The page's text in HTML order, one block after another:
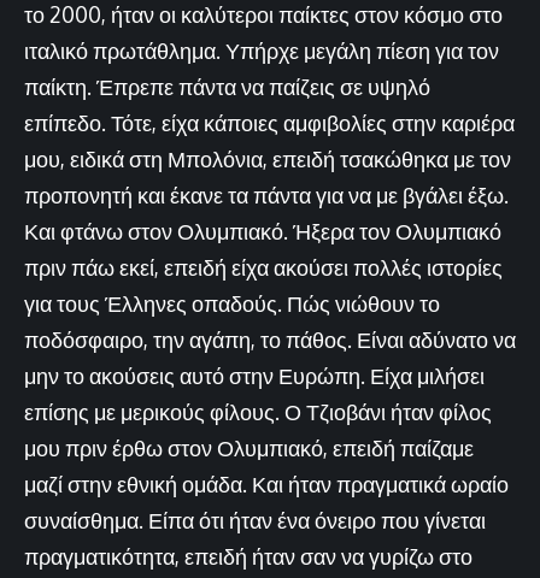
το 2000, ήταν οι καλύτεροι παίκτες στον κόσμο στο
ιταλικό πρωτάθλημα. Υπήρχε μεγάλη πίεση για τον
παίκτη. Έπρεπε πάντα να παίζεις σε υψηλό
επίπεδο. Τότε, είχα κάποιες αμφιβολίες στην καριέρα
μου, ειδικά στη Μπολόνια, επειδή τσακώθηκα με τον
προπονητή και έκανε τα πάντα για να με βγάλει έξω.
Και φτάνω στον Ολυμπιακό. Ήξερα τον Ολυμπιακό
πριν πάω εκεί, επειδή είχα ακούσει πολλές ιστορίες
για τους Έλληνες οπαδούς. Πώς νιώθουν το
ποδόσφαιρο, την αγάπη, το πάθος. Είναι αδύνατο να
μην το ακούσεις αυτό στην Ευρώπη. Είχα μιλήσει
επίσης με μερικούς φίλους. Ο Τζιοβάνι ήταν φίλος
μου πριν έρθω στον Ολυμπιακό, επειδή παίζαμε
μαζί στην εθνική ομάδα. Και ήταν πραγματικά ωραίο
συναίσθημα. Είπα ότι ήταν ένα όνειρο που γίνεται
πραγματικότητα, επειδή ήταν σαν να γυρίζω στο